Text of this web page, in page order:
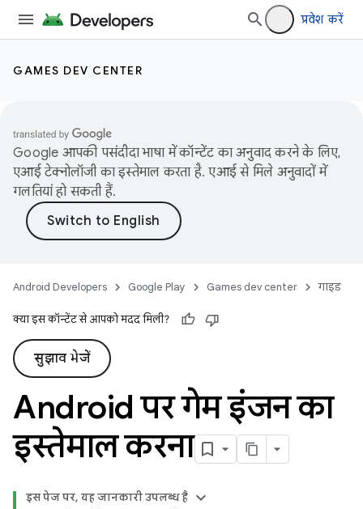
प्रवेश करें
GAMES DEV CENTER
Google आपकी पसंदीदा भाषा में कॉन्टेंट का अनुवाद करने के लिए,
एआई टेक्नोलॉजी का इस्तेमाल करता है. एआई से मिले अनुवादों में
गलतियां हो सकती हैं.
Android Developers Google Play Games dev center गाइड
क्या इस कॉन्टेंट से आपको मदद मिली?
सुझाव भेजें
Android पर गेम इंजन का
इस्तेमाल करना
इस पेज पर, यह जानकारी उपलब्ध है